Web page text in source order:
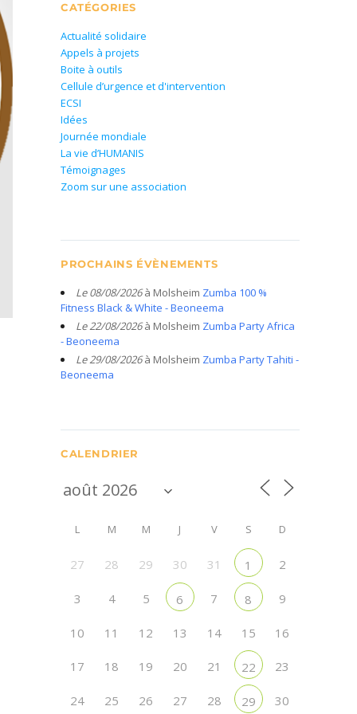
CATÉGORIES
Actualité solidaire
Appels à projets
Boite à outils
Cellule d’urgence et d'intervention
ECSI
Idées
Journée mondiale
La vie d’HUMANIS
Témoignages
Zoom sur une association
PROCHAINS ÉVÈNEMENTS
Le 08/08/2026à Molsheim Zumba 100 %
Fitness Black & White - Beoneema
Le 22/08/2026à Molsheim Zumba Party Africa
- Beoneema
Le 29/08/2026à Molsheim Zumba Party Tahiti -
Beoneema
CALENDRIER
L M M J V S D
27 28 29 30 31 1 2
3 4 5 6 7 8 9
10 11 12 13 14 15 16
17 18 19 20 21 22 23
24 25 26 27 28 29 30